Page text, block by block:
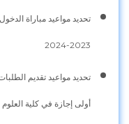
تحديد مواعيد مباراة
2023-2024
تحديد مواعيد تقديم
أولى إجازة في كلية العلوم